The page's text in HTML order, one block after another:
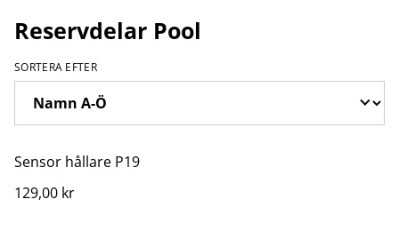
Reservdelar Pool
SORTERA EFTER
Sensor hållare P19
129,00 kr